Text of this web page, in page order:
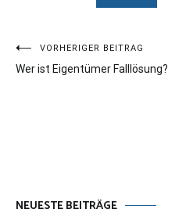
Beitragsnavigation
VORHERIGER BEITRAG
Wer ist Eigentümer Falllösung?
NEUESTE BEITRÄGE